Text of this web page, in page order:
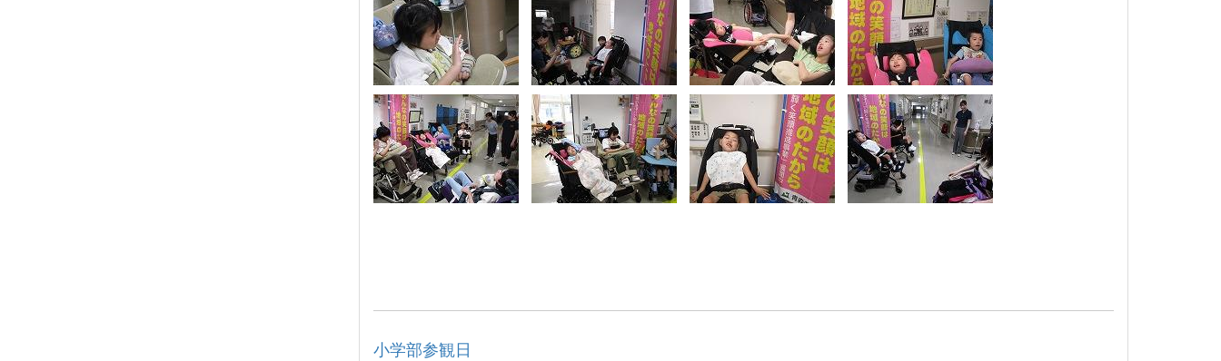
小学部参観日